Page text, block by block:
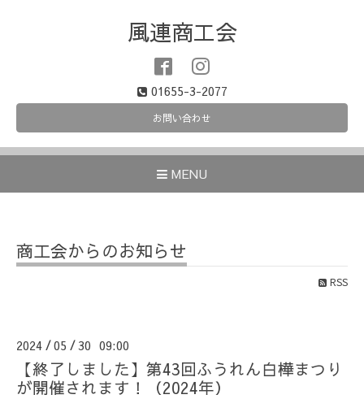
風連商工会
01655-3-2077
お問い合わせ
MENU
商工会からのお知らせ
RSS
2024 /05 /30 09:00
【終了しました】第43回ふうれん白樺まつり
が開催されます！（2024年）